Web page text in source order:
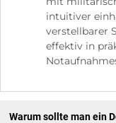
intuitiver
verstellbarer
effektiv in
Warum sollte man ein